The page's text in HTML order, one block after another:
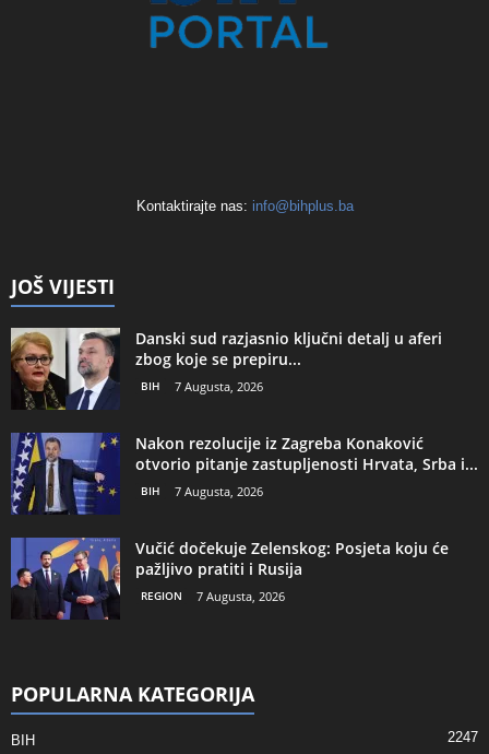
Kontaktirajte nas: info@bihplus.ba
JOŠ VIJESTI
Danski sud razjasnio ključni detalj u aferi
zbog koje se prepiru...
BIH 7 Augusta, 2026
Nakon rezolucije iz Zagreba Konaković
otvorio pitanje zastupljenosti Hrvata, Srba i...
BIH 7 Augusta, 2026
Vučić dočekuje Zelenskog: Posjeta koju će
pažljivo pratiti i Rusija
REGION 7 Augusta, 2026
POPULARNA KATEGORIJA
BIH 2247